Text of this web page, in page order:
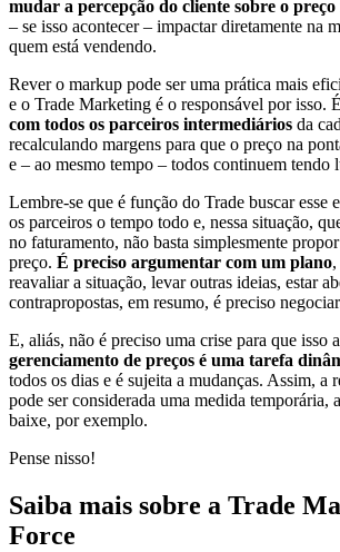
mudar a percepção do cliente sobre o
– se isso acontecer – impactar diretamente na
quem está vendendo.
Rever o markup pode ser uma prática mais
e o Trade Marketing é o responsável por isso.
com todos os parceiros intermediários da
recalculando margens para que o preço na
e – ao mesmo tempo – todos continuem tendo
Lembre-se que é função do Trade buscar esse
os parceiros o tempo todo e, nessa situação,
no faturamento, não basta simplesmente
preço. É preciso argumentar com um plano
reavaliar a situação, levar outras ideias, estar
contrapropostas, em resumo, é preciso
E, aliás, não é preciso uma crise para que isso
gerenciamento de preços é uma tarefa
todos os dias e é sujeita a mudanças. Assim, a
pode ser considerada uma medida temporária,
baixe, por exemplo.
Pense nisso!
Saiba mais sobre a Trade
Force